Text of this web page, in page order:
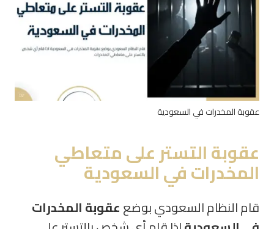
عقوبة المخدرات في السعودية
عقوبة التستر على متعاطي
المخدرات في السعودية
قام النظام السعودي بوضععقوبة المخدرات